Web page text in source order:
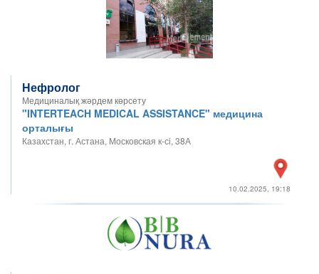
Нефролог
Медициналық жәрдем көрсету
"INTERTEACH MEDICAL ASSISTANCE" медицина
орталығы
Казахстан, г. Астана, Московская к-сі, 38А
10.02.2025, 19:18